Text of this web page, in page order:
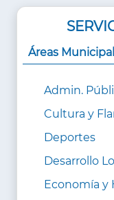
Áreas
Admin.
Cultura y
Deportes
Desarrollo
Economía y